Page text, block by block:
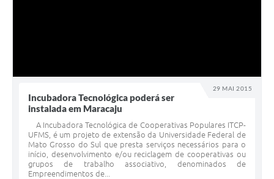
29 MAI 2015
Incubadora Tecnológica poderá ser
instalada em Maracaju
A Incubadora Tecnológica de Cooperativas Populares ITCP-
UFMS, é um projeto de extensão da Universidade Federal de
Mato Grosso do Sul que presta serviços necessários para o
início, desenvolvimento e/ou reciclagem de cooperativas ou
grupos de trabalho associativo, denominados de
Empreendimentos de...